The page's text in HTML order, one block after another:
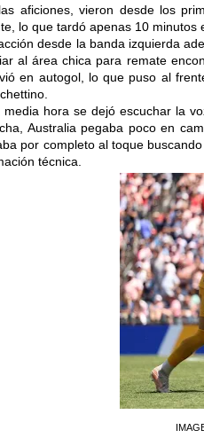
aficiones, vieron desde los
lo que tardó apenas 10 minutos
desde la banda izquierda
al área chica para remate
en autogol, lo que puso al
media hora se dejó escuchar la
Australia pegaba poco en
por completo al toque
técnica.